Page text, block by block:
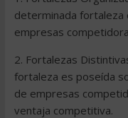
determinada fortaleza
empresas
2. Fortalezas
fortaleza es poseída
de empresas
ventaja competitiva.